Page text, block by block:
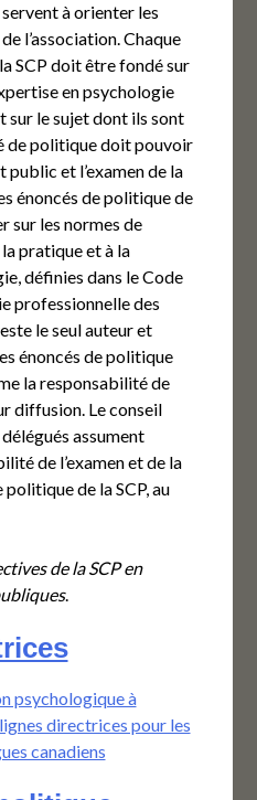
à orienter les
l’association. Chaque
SCP doit être fondé sur
en psychologie
le sujet dont ils sont
de politique doit pouvoir
et l’examen de la
énoncés de politique de
sur les normes de
pratique et à la
définies dans le Code
professionnelle des
le seul auteur et
énoncés de politique
la responsabilité de
diffusion. Le conseil
assument
de l’examen et de la
de la SCP, au
de la SCP en
.
psychologique à
directrices pour les
canadiens